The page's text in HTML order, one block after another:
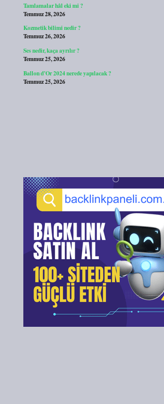
Tamlamalar hâl eki mi ?
Temmuz 28, 2026
Kozmetik bilimi nedir ?
Temmuz 26, 2026
Ses nedir, kaça ayrılır ?
Temmuz 25, 2026
Ballon d’Or 2024 nerede yapılacak ?
Temmuz 25, 2026